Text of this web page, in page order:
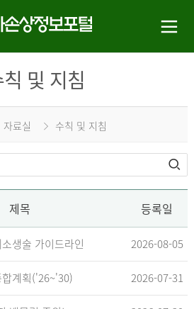
및 지침
자료실 수칙 및 지침
제목 등록일
생술 가이드라인 2026-08-05
계획('26~'30) 2026-07-31